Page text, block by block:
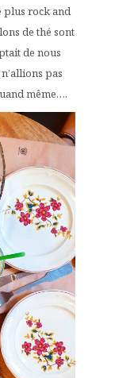
plus rock and
de thé sont
de nous
pas
même….